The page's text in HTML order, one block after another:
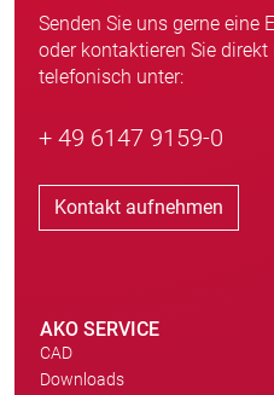
Senden Sie uns gerne eine
oder kontaktieren Sie
telefonisch unter:
+ 49 6147 9159-0
Kontakt aufnehmen
AKO SERVICE
CAD
Downloads